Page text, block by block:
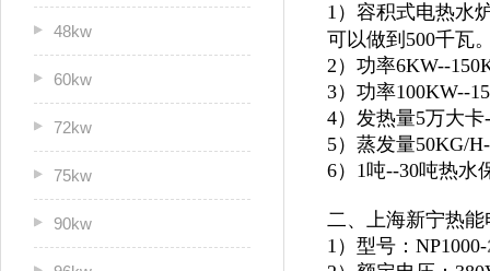
48kw
60kw
72kw
75kw
90kw
1）容积式电热水
可以做到500千瓦
2）功率6KW--
3）功率100KW--
4）发热量5万大
5）蒸发量50KG/
6）1吨--30吨热水
二、上海新宁热
1）型号：NP1000-